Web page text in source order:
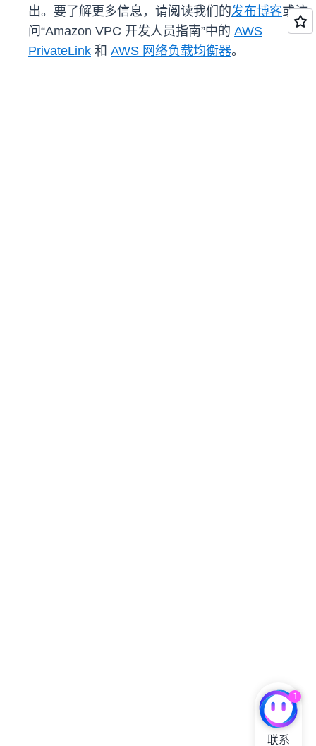
出。要了解更多信息，请阅读我们的发布博客或访
问“Amazon VPC 开发人员指南”中的 AWS
PrivateLink 和 AWS 网络负载均衡器。
1
联系